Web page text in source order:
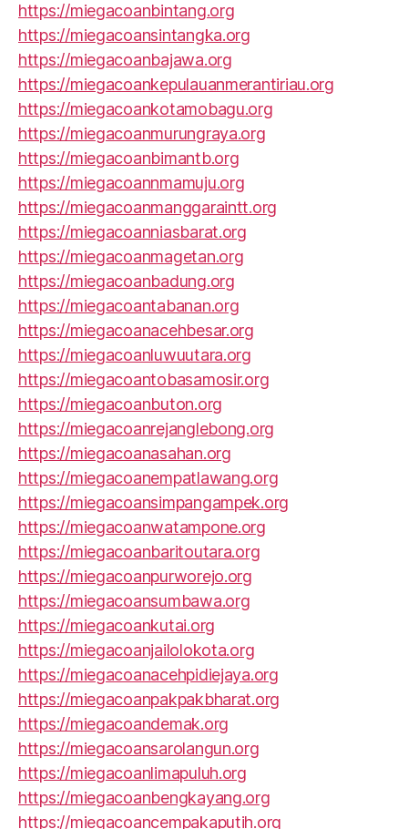
https://miegacoanbintang.org
https://miegacoansintangka.org
https://miegacoanbajawa.org
https://miegacoankepulauanmerantiriau.org
https://miegacoankotamobagu.org
https://miegacoanmurungraya.org
https://miegacoanbimantb.org
https://miegacoannmamuju.org
https://miegacoanmanggaraintt.org
https://miegacoanniasbarat.org
https://miegacoanmagetan.org
https://miegacoanbadung.org
https://miegacoantabanan.org
https://miegacoanacehbesar.org
https://miegacoanluwuutara.org
https://miegacoantobasamosir.org
https://miegacoanbuton.org
https://miegacoanrejanglebong.org
https://miegacoanasahan.org
https://miegacoanempatlawang.org
https://miegacoansimpangampek.org
https://miegacoanwatampone.org
https://miegacoanbaritoutara.org
https://miegacoanpurworejo.org
https://miegacoansumbawa.org
https://miegacoankutai.org
https://miegacoanjailolokota.org
https://miegacoanacehpidiejaya.org
https://miegacoanpakpakbharat.org
https://miegacoandemak.org
https://miegacoansarolangun.org
https://miegacoanlimapuluh.org
https://miegacoanbengkayang.org
https://miegacoancempakaputih.org